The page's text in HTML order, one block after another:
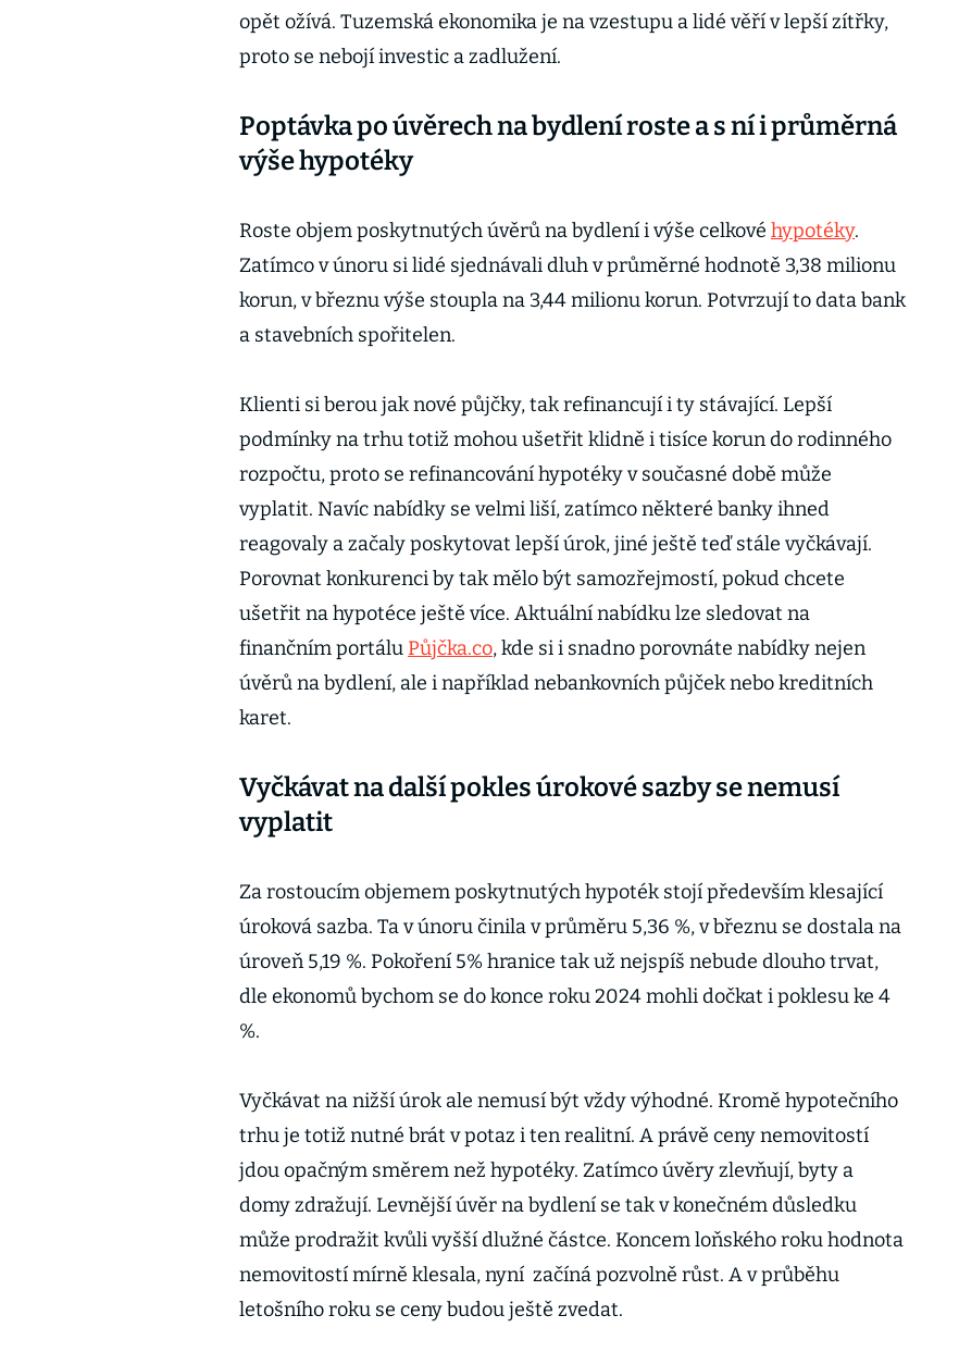
opět ožívá. Tuzemská ekonomika je na vzestupu a lidé věří v lepší zítřky,
proto se nebojí investic a zadlužení.
Poptávka po úvěrech na bydlení roste a s ní i průměrná
výše hypotéky
Roste objem poskytnutých úvěrů na bydlení i výše celkové hypotéky.
Zatímco v únoru si lidé sjednávali dluh v průměrné hodnotě 3,38 milionu
korun, v březnu výše stoupla na 3,44 milionu korun. Potvrzují to data bank
a stavebních spořitelen.
Klienti si berou jak nové půjčky, tak refinancují i ty stávající. Lepší
podmínky na trhu totiž mohou ušetřit klidně i tisíce korun do rodinného
rozpočtu, proto se refinancování hypotéky v současné době může
vyplatit. Navíc nabídky se velmi liší, zatímco některé banky ihned
reagovaly a začaly poskytovat lepší úrok, jiné ještě teď stále vyčkávají.
Porovnat konkurenci by tak mělo být samozřejmostí, pokud chcete
ušetřit na hypotéce ještě více. Aktuální nabídku lze sledovat na
finančním portálu Půjčka.co, kde si i snadno porovnáte nabídky nejen
úvěrů na bydlení, ale i například nebankovních půjček nebo kreditních
karet.
Vyčkávat na další pokles úrokové sazby se nemusí
vyplatit
Za rostoucím objemem poskytnutých hypoték stojí především klesající
úroková sazba. Ta v únoru činila v průměru 5,36 %, v březnu se dostala na
úroveň 5,19 %. Pokoření 5% hranice tak už nejspíš nebude dlouho trvat,
dle ekonomů bychom se do konce roku 2024 mohli dočkat i poklesu ke 4
%.
Vyčkávat na nižší úrok ale nemusí být vždy výhodné. Kromě hypotečního
trhu je totiž nutné brát v potaz i ten realitní. A právě ceny nemovitostí
jdou opačným směrem než hypotéky. Zatímco úvěry zlevňují, byty a
domy zdražují. Levnější úvěr na bydlení se tak v konečném důsledku
může prodražit kvůli vyšší dlužné částce. Koncem loňského roku hodnota
nemovitostí mírně klesala, nyní začíná pozvolně růst. A v průběhu
letošního roku se ceny budou ještě zvedat.